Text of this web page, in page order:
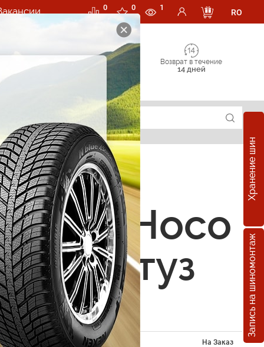
0 0 1
RO
Возврат в течение
14 дней
Хранение шин
Запись на шиномонтаж
Hoco
блютуз
На Заказ